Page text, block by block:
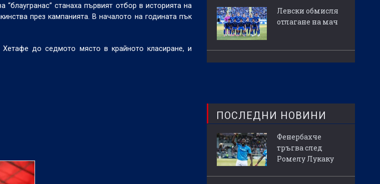
станаха първият отбор в историята на
през кампанията. В началото на годината пък
до седмото място в крайното класиране, и
Левски обмисля
отлагане на мач
ПОСЛЕДНИ НОВИНИ
Фенербахче
тръгва след
Ромелу Лукаку